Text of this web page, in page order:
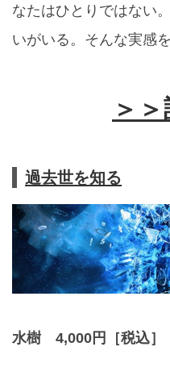
なたはひとりではない
いがいる。そんな実感
＞
過去世を知る
水樹 4,000円［税込］